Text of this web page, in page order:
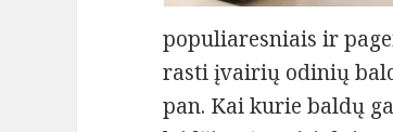
populiaresniais ir
rasti įvairių odinių
pan. Kai kurie baldų